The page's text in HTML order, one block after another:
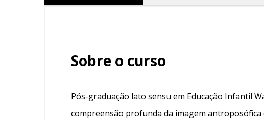
Sobre o curso
Pós-graduação lato sensu em Educação Infantil
compreensão profunda da imagem antroposófica